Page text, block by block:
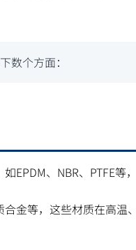
数个方面：
、NBR、PTFE等
金等，这些材质在高温